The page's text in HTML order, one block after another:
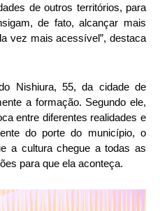
de outros territórios, para
de fato, alcançar mais
vez mais acessível”, destaca
Nishiura, 55, da cidade de
a formação. Segundo ele,
entre diferentes realidades e
do porte do município, o
a cultura chegue a todas as
para que ela aconteça.